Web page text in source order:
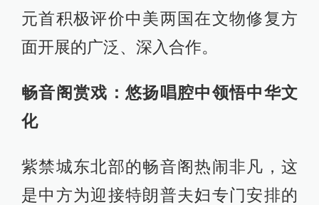
元首积极评价中美两国在文物修复方
面开展的广泛、深入合作。
畅音阁赏戏：悠扬唱腔中领悟中华文
化
紫禁城东北部的畅音阁热闹非凡，这
是中方为迎接特朗普夫妇专门安排的